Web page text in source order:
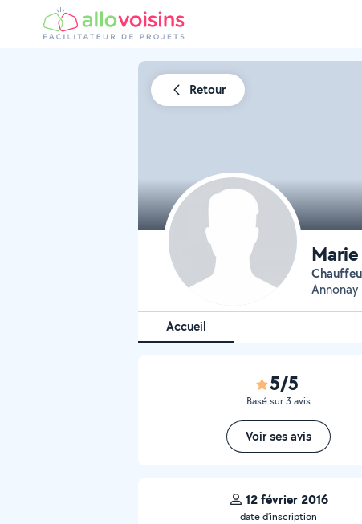
Retour
Accueil
5/5
Basé sur 3 avis
Voir ses avis
12 février 2016
date d’inscription